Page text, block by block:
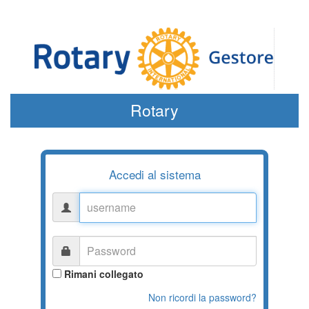
Rotary
Accedi al sistema
Rimani collegato
Non ricordi la password?